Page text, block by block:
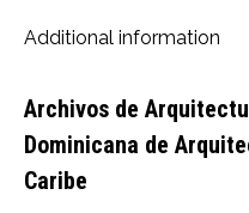
Additional information
Archivos de
Dominicana de
Caribe